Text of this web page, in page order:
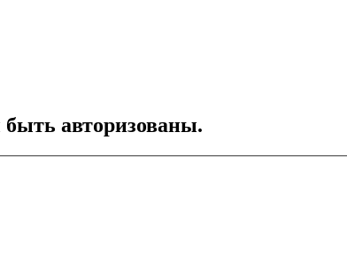
авторизованы.